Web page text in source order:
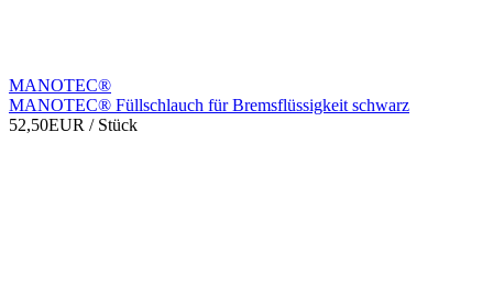
MANOTEC®
MANOTEC® Füllschlauch für Bremsflüssigkeit schwarz
52,50EUR / Stück